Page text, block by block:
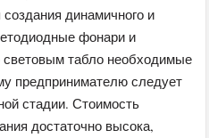
динамичного и
фонари и
световым табло необходимые
предпринимателю следует
стадии. Стоимость
достаточно высока,